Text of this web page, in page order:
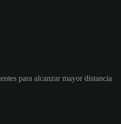
para alcanzar mayor distancia